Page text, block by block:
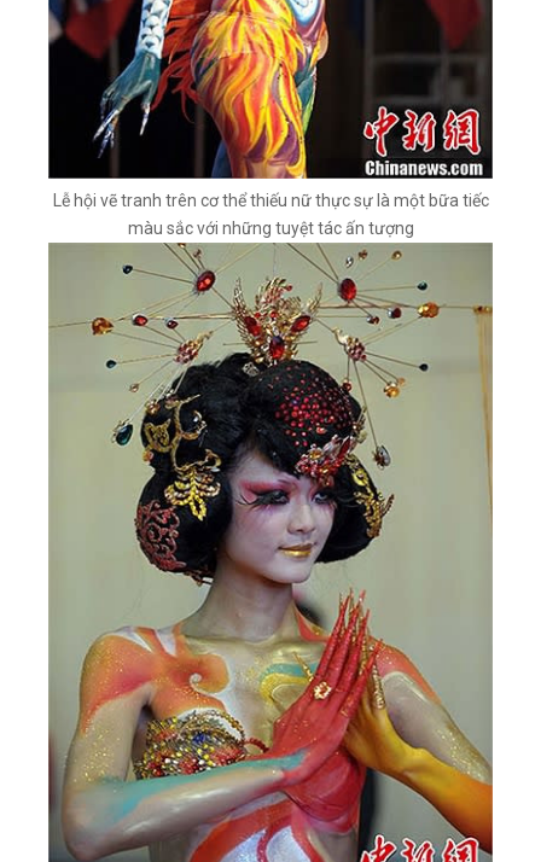
Lễ hội vẽ tranh trên cơ thể thiếu nữ thực sự là một bữa tiếc
màu sắc với những tuyệt tác ấn tượng